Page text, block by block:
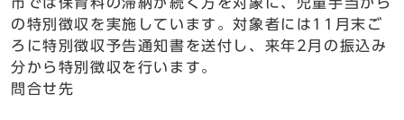
の特別徴収を実施しています。対象者には11月末ご
ろに特別徴収予告通知書を送付し、来年2月の振込み
分から特別徴収を行います。
問合せ先